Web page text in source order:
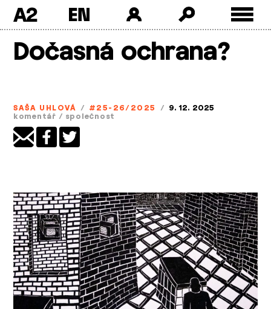
A2
Dočasná ochrana?
SAŠA UHLOVÁ / #25-26/2025 / 9. 12. 2025
komentář / společnost